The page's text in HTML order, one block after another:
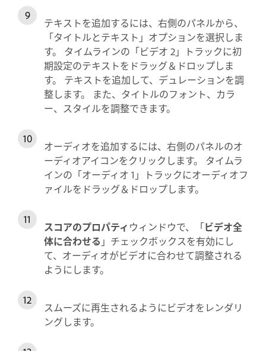
テキストを追加するには、右側のパネルから、
「タイトルとテキスト」オプションを選択しま
す。 タイムラインの「ビデオ 2」トラックに初
期設定のテキストをドラッグ＆ドロップしま
す。 テキストを追加して、デュレーションを調
整します。 また、タイトルのフォント、カラ
ー、スタイルを調整できます。
オーディオを追加するには、右側のパネルのオ
ーディオアイコンをクリックします。 タイムラ
インの「オーディオ 1」トラックにオーディオフ
ァイルをドラッグ＆ドロップします。
スコアのプロパティ ウィンドウで、「ビデオ全
体に合わせる 」チェックボックスを有効にし
て、オーディオがビデオに合わせて調整される
ようにします。
スムーズに再生されるようにビデオをレンダリ
ングします。